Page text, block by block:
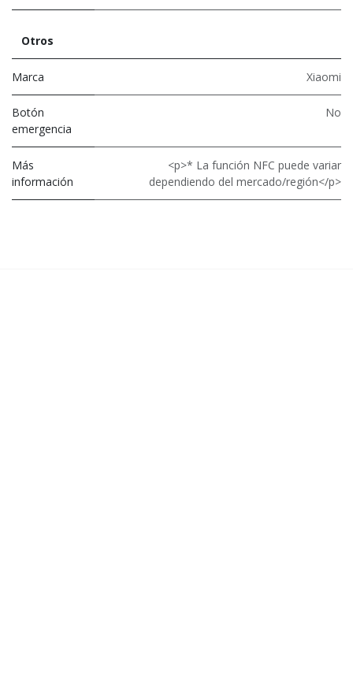
Otros
Marca Xiaomi
Botón
emergencia
No
Más
información
<p>* La función NFC puede variar
dependiendo del mercado/región</p>